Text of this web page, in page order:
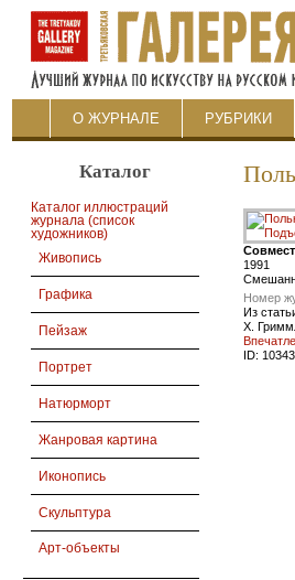
О ЖУРНАЛЕ РУБРИКИ
Каталог
Каталог иллюстраций
журнала (список
художников)
Живопись
Графика
Пейзаж
Портрет
Натюрморт
Жанровая картина
Иконопись
Скульптура
Арт-объекты
1991
Номер
Из
Х.
ID: 10343